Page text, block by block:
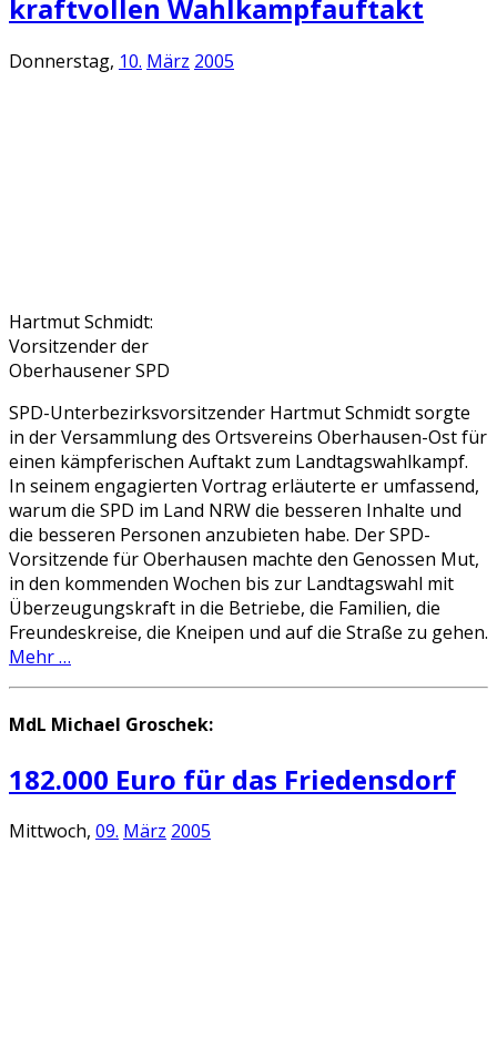
kraftvollen Wahlkampfauftakt
Donnerstag, 10. März 2005
Hartmut Schmidt:
Vorsitzender der
Oberhausener SPD
SPD-Unterbezirksvorsitzender Hartmut Schmidt sorgte
in der Versammlung des Ortsvereins Oberhausen-Ost für
einen kämpferischen Auftakt zum Landtagswahlkampf.
In seinem engagierten Vortrag erläuterte er umfassend,
warum die SPD im Land NRW die besseren Inhalte und
die besseren Personen anzubieten habe. Der SPD-
Vorsitzende für Oberhausen machte den Genossen Mut,
in den kommenden Wochen bis zur Landtagswahl mit
Überzeugungskraft in die Betriebe, die Familien, die
Freundeskreise, die Kneipen und auf die Straße zu gehen.
Mehr …
MdL Michael Groschek:
182.000 Euro für das Friedensdorf
Mittwoch, 09. März 2005